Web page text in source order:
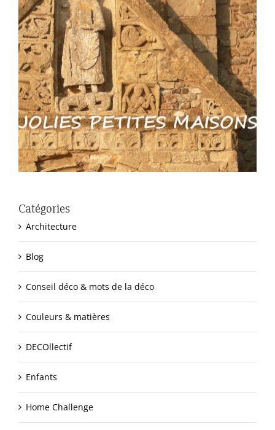
Catégories
Architecture
Blog
Conseil déco & mots de la déco
Couleurs & matières
DECOllectif
Enfants
Home Challenge